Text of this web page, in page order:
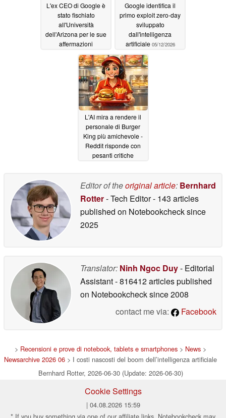
L'ex CEO di Google è
stato fischiato
all'Università
dell'Arizona per le sue
affermazioni
sull'intelligenza
05/19/2026
Google identifica il
primo exploit zero-day
sviluppato
dall'intelligenza
artificiale 05/12/2026
L'AI mira a rendere il
personale di Burger
King più amichevole -
Reddit risponde con
pesanti critiche
Editor of theoriginal article: Bernhard
Rotter- Tech Editor- 143 articles
published on Notebookchecksince
2025
Translator: Ninh Ngoc Duy- Editorial
Assistant- 816412 articles published
on Notebookchecksince 2008
contact me via:
Facebook
> Recensioni e prove di notebook, tablets e smartphones > News >
Newsarchive 2026 06 > I costi nascosti del boom dell’intelligenza artificiale
Bernhard Rotter, 2026-06-30 (Update: 2026-06-30)
Cookie Settings
| 04.08.2026 15:59